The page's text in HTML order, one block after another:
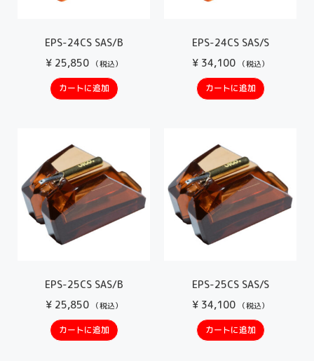
EPS-24CS SAS/B
¥25,850 （税込）
カートに追加
EPS-24CS SAS/S
¥34,100 （税込）
カートに追加
EPS-25CS SAS/B
¥25,850 （税込）
カートに追加
EPS-25CS SAS/S
¥34,100 （税込）
カートに追加